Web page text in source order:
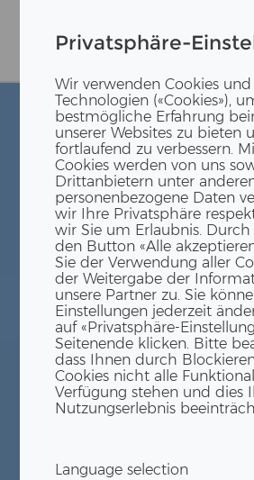
Privatsphäre-
Wir verwenden Cookies
Technologien («Cookies»),
bestmögliche Erfahrung
unserer Websites zu bieten
fortlaufend zu verbessern.
Cookies werden von uns
Drittanbietern unter
personenbezogene Daten
wir Ihre Privatsphäre
wir Sie um Erlaubnis.
den Button «Alle
Sie der Verwendung aller
der Weitergabe der
unsere Partner zu. Sie
Einstellungen jederzeit
auf «Privatsphäre-
Seitenende klicken. Bitte
dass Ihnen durch
Cookies nicht alle
Verfügung stehen und dies
Nutzungserlebnis
Language selection